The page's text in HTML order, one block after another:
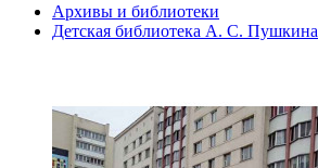
Архивы и библиотеки
Детская библиотека А. С. Пушкина